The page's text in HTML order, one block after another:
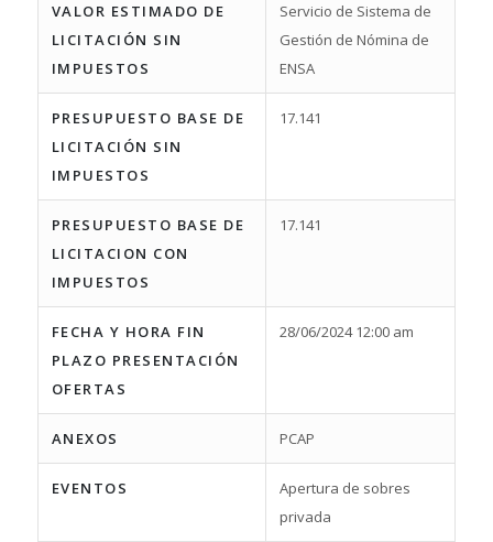
VALOR ESTIMADO DE
LICITACIÓN SIN
IMPUESTOS
Servicio de Sistema de
Gestión de Nómina de
ENSA
PRESUPUESTO BASE DE
LICITACIÓN SIN
IMPUESTOS
17.141
PRESUPUESTO BASE DE
LICITACION CON
IMPUESTOS
17.141
FECHA Y HORA FIN
PLAZO PRESENTACIÓN
OFERTAS
28/06/2024 12:00 am
ANEXOS PCAP
EVENTOS
Apertura de sobres
privada